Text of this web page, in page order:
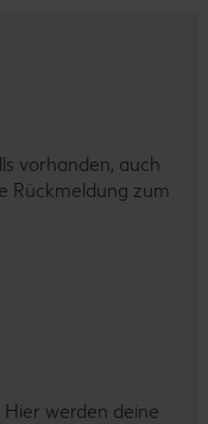
vorhanden, auch
Rückmeldung zum
werden deine